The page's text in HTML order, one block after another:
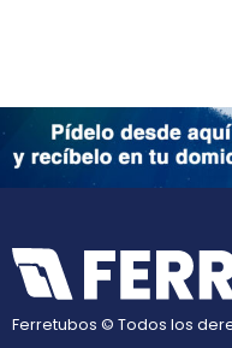
Ferretubos © Todos los